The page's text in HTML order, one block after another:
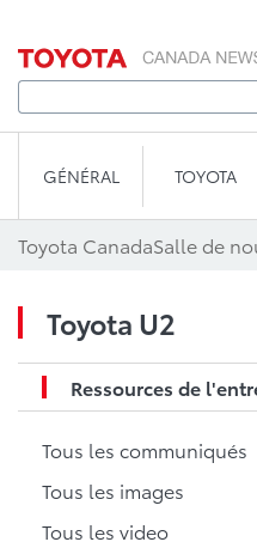
GÉNÉRAL TOYOTA
Toyota CanadaSalle de
Toyota U2
Ressources de
Tous les communiqués
Tous les images
Tous les video